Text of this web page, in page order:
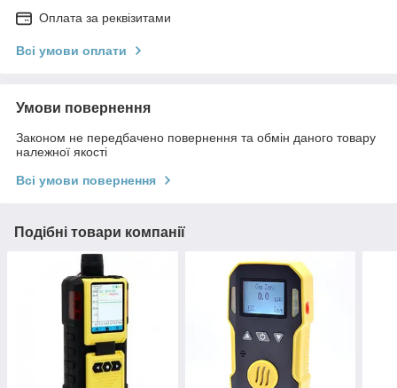
Оплата за реквізитами
Всі умови оплати
Умови повернення
Законом не передбачено повернення та обмін даного товару
належної якості
Всі умови повернення
Подібні товари компанії